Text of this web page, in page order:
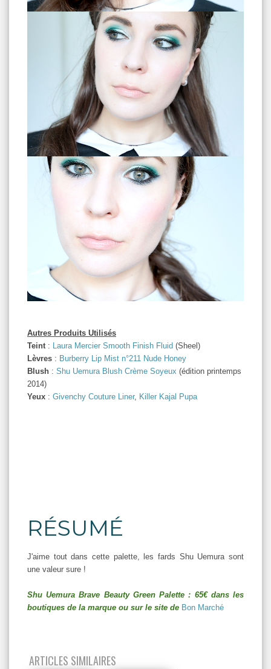
Autres Produits Utilisés
Teint : Laura Mercier Smooth Finish Fluid (Sheel)
Lèvres : Burberry Lip Mist n°211 Nude Honey
Blush : Shu Uemura Blush Crème Soyeux (édition printemps
2014)
Yeux : Givenchy Couture Liner, Killer Kajal Pupa
RÉSUMÉ
J'aime tout dans cette palette, les fards Shu Uemura sont
une valeur sure !
Shu Uemura Brave Beauty Green Palette : 65€ dans les
boutiques de la marque ou sur le site de Bon Marché
ARTICLES SIMILAIRES